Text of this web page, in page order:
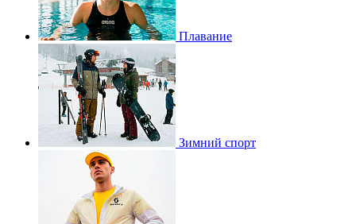
Плавание
Зимний спорт